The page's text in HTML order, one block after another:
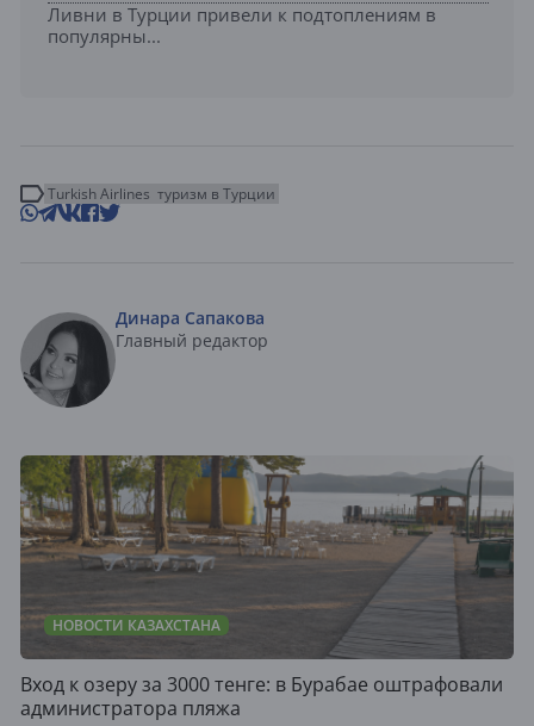
Ливни в Турции привели к подтоплениям в
популярны...
Turkish Airlines туризм в Турции
Динара Сапакова
Главный редактор
НОВОСТИ КАЗАХСТАНА
Вход к озеру за 3000 тенге: в Бурабае оштрафовали
администратора пляжа